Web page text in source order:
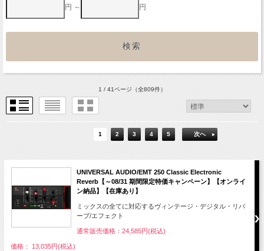
円 ～
円
1 / 41ページ（全809件）
1 2 3 4 5 次へ
UNIVERSAL AUDIO/EMT 250 Classic Electronic
Reverb【～08/31 期間限定特価キャンペーン】【オンライ
ン納品】【在庫あり】
ミックスの全てに対応するヴィンテージ・デジタル・リバ
ーブ/エフェクト
通常販売価格：24,585円(税込)
価格： 13,035円(税込)